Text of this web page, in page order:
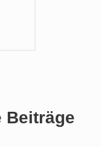
Beiträge